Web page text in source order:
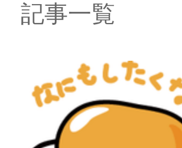
記事一覧